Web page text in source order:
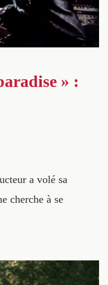
» :
a volé sa
cherche à se